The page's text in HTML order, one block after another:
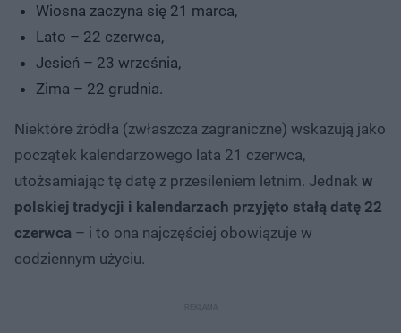
Wiosna zaczyna się 21 marca,
Lato – 22 czerwca,
Jesień – 23 września,
Zima – 22 grudnia.
Niektóre źródła (zwłaszcza zagraniczne) wskazują jako
początek kalendarzowego lata 21 czerwca,
utożsamiając tę datę z przesileniem letnim. Jednak w
polskiej tradycji i kalendarzach przyjęto stałą datę 22
czerwca – i to ona najczęściej obowiązuje w
codziennym użyciu.